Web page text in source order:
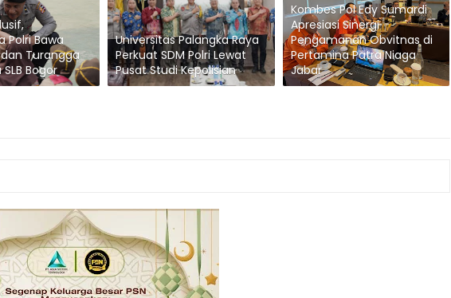
Polri Bawa
Turangga
Bogor
Universitas Palangka Raya
Perkuat SDM Polri Lewat
Pusat Studi Kepolisian
Kombes Pol Edy Sumardi
Apresiasi Sinergi
Pengamanan Obvitnas di
Pertamina Patra Niaga
Jabar